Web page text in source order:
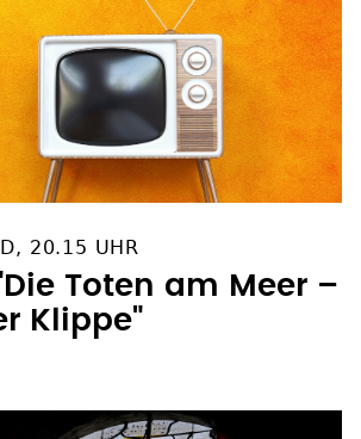
20.15 UHR
Toten am Meer –
Klippe"